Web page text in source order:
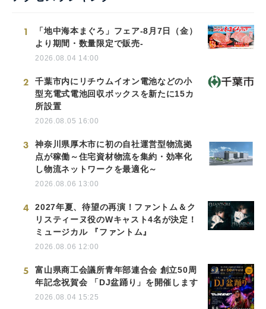
1
「地中海本まぐろ」フェア-8月7日（金）
より期間・数量限定で販売-
2026.08.04 14:00
2
千葉市内にリチウムイオン電池などの小
型充電式電池回収ボックスを新たに15カ
所設置
2026.08.05 16:00
3
神奈川県厚木市に初の自社運営型物流拠
点が稼働～住宅資材物流を集約・効率化
し物流ネットワークを最適化～
2026.08.06 13:00
4
2027年夏、待望の再演！ファントム＆ク
リスティーヌ役のWキャスト4名が決定！
ミュージカル 『ファントム』
2026.08.06 12:00
5
富山県商工会議所青年部連合会 創立50周
年記念祝賀会 「DJ盆踊り」を開催します
2026.08.04 15:25